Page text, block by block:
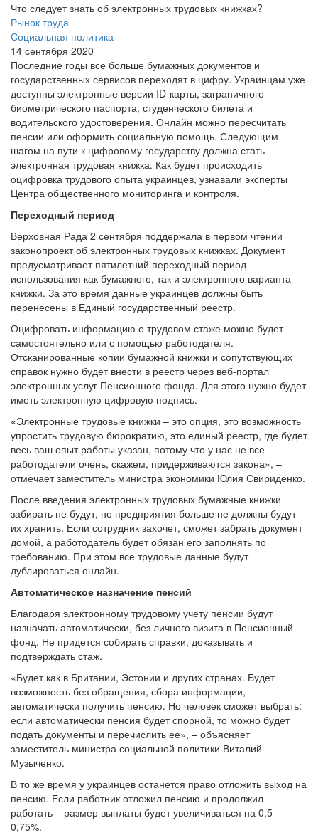
Что следует знать об электронных трудовых книжках?
Рынок труда
Социальная политика
14 сентября 2020
Последние годы все больше бумажных документов и
государственных сервисов переходят в цифру. Украинцам уже
доступны электронные версии ID-карты, заграничного
биометрического паспорта, студенческого билета и
водительского удостоверения. Онлайн можно пересчитать
пенсии или оформить социальную помощь. Следующим
шагом на пути к цифровому государству должна стать
электронная трудовая книжка. Как будет происходить
оцифровка трудового опыта украинцев, узнавали эксперты
Центра общественного мониторинга и контроля.
Переходный период
Верховная Рада 2 сентября поддержала в первом чтении
законопроект об электронных трудовых книжках. Документ
предусматривает пятилетний переходный период
использования как бумажного, так и электронного варианта
книжки. За это время данные украинцев должны быть
перенесены в Единый государственный реестр.
Оцифровать информацию о трудовом стаже можно будет
самостоятельно или с помощью работодателя.
Отсканированные копии бумажной книжки и сопутствующих
справок нужно будет внести в реестр через веб-портал
электронных услуг Пенсионного фонда. Для этого нужно будет
иметь электронную цифровую подпись.
«Электронные трудовые книжки – это опция, это возможность
упростить трудовую бюрократию, это единый реестр, где будет
весь ваш опыт работы указан, потому что у нас не все
работодатели очень, скажем, придерживаются закона», –
отмечает заместитель министра экономики Юлия Свириденко.
После введения электронных трудовых бумажные книжки
забирать не будут, но предприятия больше не должны будут
их хранить. Если сотрудник захочет, сможет забрать документ
домой, а работодатель будет обязан его заполнять по
требованию. При этом все трудовые данные будут
дублироваться онлайн.
Автоматическое назначение пенсий
Благодаря электронному трудовому учету пенсии будут
назначать автоматически, без личного визита в Пенсионный
фонд. Не придется собирать справки, доказывать и
подтверждать стаж.
«Будет как в Британии, Эстонии и других странах. Будет
возможность без обращения, сбора информации,
автоматически получить пенсию. Но человек сможет выбрать:
если автоматически пенсия будет спорной, то можно будет
подать документы и перечислить ее», – объясняет
заместитель министра социальной политики Виталий
Музыченко.
В то же время у украинцев останется право отложить выход на
пенсию. Если работник отложил пенсию и продолжил
работать – размер выплаты будет увеличиваться на 0,5 –
0,75%.